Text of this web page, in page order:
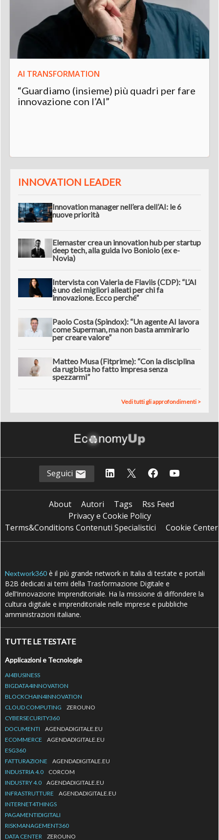
AI TRANSFORMATION
“Guardiamo (insieme) più quadri per fare
innovazione con l’AI”
INNOVATION LEADER
Innovation manager nell’era dell’AI: le 6
nuove priorità
Elemaster crea un innovation hub per startup
deep tech, alla guida Ivo Boniolo (ex e-
Novia)
Intervista con Valeria de Flaviis (CDP): “L’AI
è uno dei migliori alleati per chi fa
innovazione. Ecco perché”
Paolo Costa (Spindox): “Un agente AI lavora
come Superman, ma non basta ammirarlo
per creare valore”
Matteo Musa (Fitprime): “Con la disciplina
da rugbista ho fatto impresa senza
spezzarmi”
Vedi tutti gli approfondimenti >
Seguici
About Autori Tags
Rss Feed
Privacy e Cookie Policy
Terms&Conditions Contenuti Specialistici
Cookie Center
Nextwork360 è il più grande network in Italia di testate e portali
B2B dedicati ai temi della Trasformazione Digitale e
dell’Innovazione Imprenditoriale. Ha la missione di diffondere la
cultura digitale e imprenditoriale nelle imprese e pubbliche
amministrazioni italiane.
TUTTE LE TESTATE
Applicazioni e Tecnologie
AI4BUSINESS
BIGDATA4INNOVATION
BLOCKCHAIN4INNOVATION
CLOUD COMPUTING
ZEROUNO
CYBERSECURITY360
DOCUMENTI
AGENDADIGITALE.EU
ECOMMERCE
AGENDADIGITALE.EU
ESG360
FATTURAZIONE
AGENDADIGITALE.EU
INDUSTRIA 4.0
CORCOM
INDUSTRY 4.0
AGENDADIGITALE.EU
INFRASTRUTTURE
AGENDADIGITALE.EU
INTERNET4THINGS
PAGAMENTIDIGITALI
RISKMANAGEMENT360
DATA CENTER
ZEROUNO